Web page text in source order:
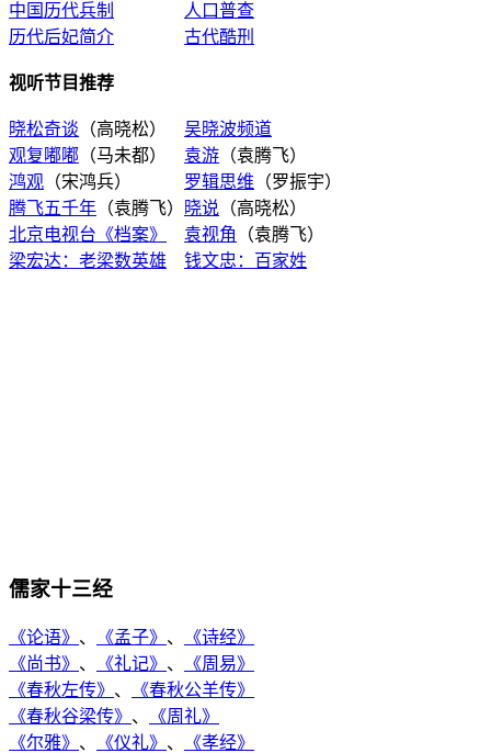
中国历代兵制
人口普查
历代后妃简介
古代酷刑
视听节目推荐
晓松奇谈 （高晓松） 吴晓波频道
观复嘟嘟 （马未都） 袁游 （袁腾飞）
鸿观 （宋鸿兵） 罗辑思维 （罗振宇）
腾飞五千年 （袁腾飞） 晓说 （高晓松）
北京电视台《档案》
袁视角
（袁腾飞）
梁宏达：老梁数英雄
钱文忠：百家姓
儒家十三经
《论语》 、 《孟子》 、
《诗经》
《尚书》 、 《礼记》 、
《周易》
《春秋左传》 、
《春秋公羊传》
《春秋谷梁传》 、
《周礼》
《尔雅》 、 《仪礼》 、 《孝经》